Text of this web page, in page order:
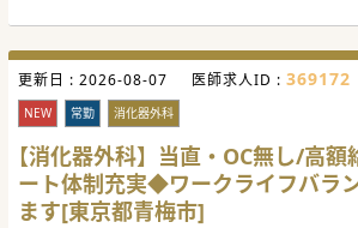
医師体制は、常勤医師6名、非常勤医師2
#秋入職可
更新日 : 2026-08-07 医師求人ID : 369172
NEW 常勤 消化器外科
【消化器外科】当直・OC無し/高
ート体制充実◆ワークライフバラ
ます[東京都青梅市]